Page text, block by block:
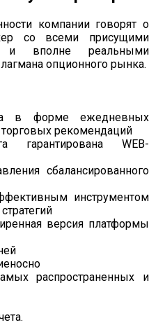
компании говорят о
со всеми присущими
и вполне реальными
опционного рынка.
в форме ежедневных
рекомендаций
гарантирована WEB-
сбалансированного
инструментом
версия платформы
распространенных и